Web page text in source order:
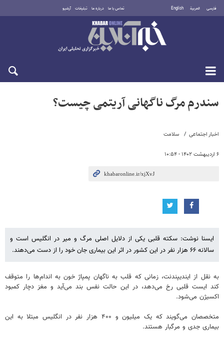
فارسی العربية English تماس با ما درباره ما تبلیغات آرشیو
شنبه ۱۷ مرداد ۱۴۰۵
اخبار اجتماعی سلامت
۶ اردیبهشت ۱۴۰۲ - ۱۰:۵۴
سندرم مرگ ناگهانی آریتمی چیست؟
ایسنا نوشت: سکته قلبی یکی از دلایل اصلی مرگ و میر در انگلیس است و
سالانه ۶۶ هزار نفر در این کشور در اثر این بیماری جان خود را از دست می‌دهند.
به نقل از ایندیپندنت، زمانی که قلب به‌ ناگهان پمپاژ خون به اندام‌ها را متوقف
کند ایست قلبی رخ می‌دهد، در این حالت نفس بند می‌آید و مغز دچار کمبود
اکسیژن می‌شود.
متخصصان می‌گویند که یک میلیون و ۴۰۰ هزار نفر در انگلیس مبتلا به این
بیماری جدی و مرگبار هستند.